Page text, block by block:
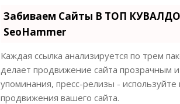
Забиваем Сайты В ТОП
SeoHammer
Каждая ссылка анализируется по трем
делает продвижение сайта прозрачным
упоминания, пресс-релизы -
продвижения вашего сайта.